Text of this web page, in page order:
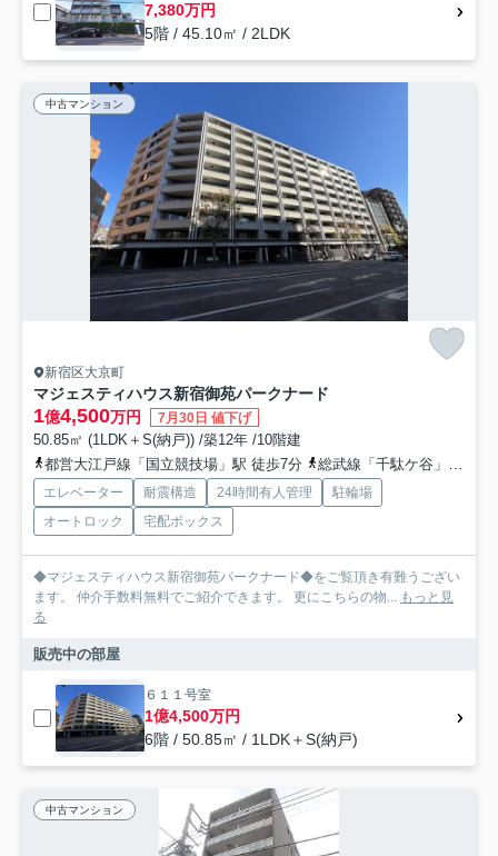
7,380万円
5階 / 45.10㎡ / 2LDK
中古マンション
新宿区大京町
マジェスティハウス新宿御苑パークナード
1億4,500万円 7月30日 値下げ
50.85㎡ (1LDK＋S(納戸)) /築12年 /10階建
都営大江戸線「国立競技場」駅 徒歩7分
総武線「千駄ケ谷」駅 徒歩8分
エレベーター 耐震構造 24時間有人管理
駐輪場
オートロック
宅配ボックス
◆マジェスティハウス新宿御苑パークナード◆をご覧頂き有難うござい
ます。 仲介手数料無料でご紹介できます。 更にこちらの物... もっと見
る
販売中の部屋
６１１号室
1億4,500万円
6階 / 50.85㎡ / 1LDK＋S(納戸)
中古マンション